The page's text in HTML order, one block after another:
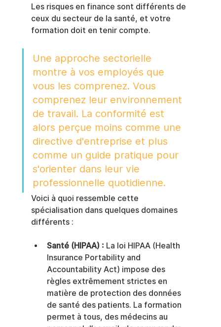
Les risques en finance sont différents de
ceux du secteur de la santé, et votre
formation doit en tenir compte.
Une approche sectorielle
montre à vos employés que
vous les comprenez. Vous
comprenez leur environnement
de travail. La conformité est
alors perçue moins comme une
directive d'entreprise et plus
comme un guide pratique pour
s'orienter dans leur vie
professionnelle quotidienne.
Voici à quoi ressemble cette
spécialisation dans quelques domaines
différents :
Santé (HIPAA) : La loi HIPAA (Health
Insurance Portability and
Accountability Act) impose des
règles extrêmement strictes en
matière de protection des données
de santé des patients. La formation
permet à tous, des médecins au